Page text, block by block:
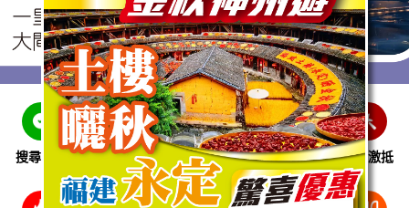
搜尋線路 跨省巴士 即時特惠 休閒娛樂 會員激抵